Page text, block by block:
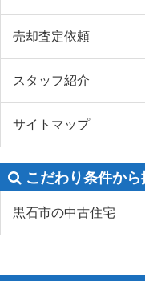
売却査定依頼
スタッフ紹介
サイトマップ
こだわり条件から
黒石市の中古住宅